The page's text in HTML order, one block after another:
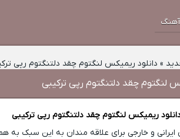
» دانلود ریمیکس لنگتوم چقد دلتنگتوم رپی
لنگتوم چقد دلتنگتوم رپی ترکیبی
ریمیکس لنگتوم چقد دلتنگتوم رپی ترکیبی
و خارجی برای علاقه مندان به این سبک به